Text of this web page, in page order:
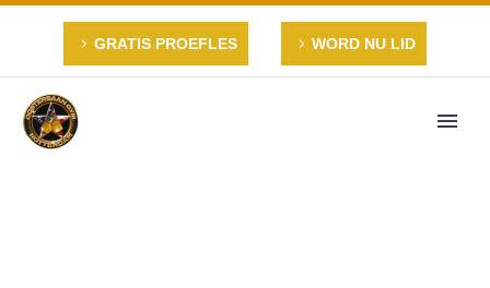
GRATIS PROEFLES WORD NU LID